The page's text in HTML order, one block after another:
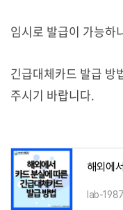
임시로 발급이 가능하
긴급대체카드 발급 방
주시기 바랍니다.
lab-